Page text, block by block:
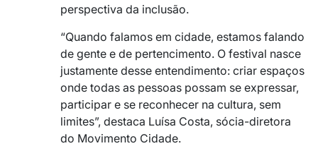
perspectiva da inclusão.
“Quando falamos em cidade, estamos falando
de gente e de pertencimento. O festival nasce
justamente desse entendimento: criar espaços
onde todas as pessoas possam se expressar,
participar e se reconhecer na cultura, sem
limites”, destaca Luísa Costa, sócia-diretora
do Movimento Cidade.